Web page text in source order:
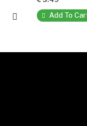
Add To Cart